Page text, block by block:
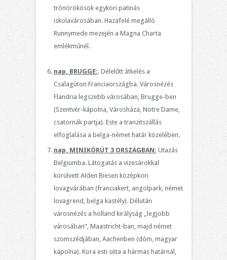
trónörökösök egykori patinás
iskolavárosában. Hazafelé megálló
Runnymede mezején a Magna Charta
emlékműnél.
nap, BRUGGE:. Délelőtt átkelés a
Csalagúton Franciaországba. Városnézés
Flandria legszebb városában, Brugge-ben
(Szentvér-kápolna, Városháza, Notre Dame,
csatornák partja). Este a tranzitszállás
elfoglalása a belga-német határ közelében.
nap, MINIKÖRÚT 3 ORSZÁGBAN: Utazás
Belgiumba. Látogatás a vizesárokkal
körülvett Alden Biesen középkori
lovagvárában (franciakert, angolpark, német
lovagrend, belga kastély). Délután
városnézés a holland királyság „legjobb
városában”, Maastricht-ban, majd német
szomszédjában, Aachenben (dóm, magyar
kápolna). Kora esti séta a hármas határnál,